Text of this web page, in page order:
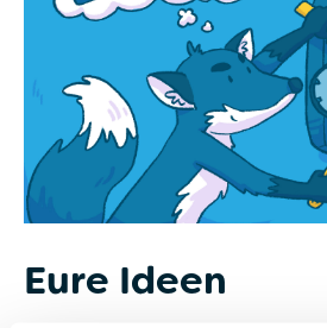
Eure Ideen